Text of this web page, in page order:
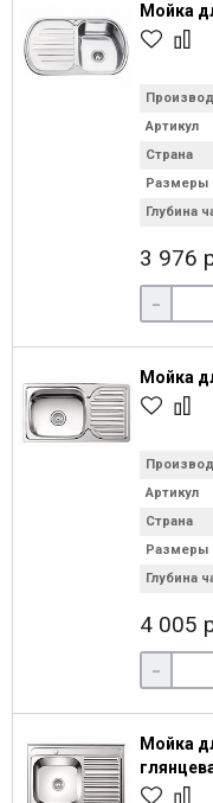
Мойка
Артикул
Страна
Глубина
3 976
-
Мойка
Артикул
Страна
Глубина
4 005
-
Мойка